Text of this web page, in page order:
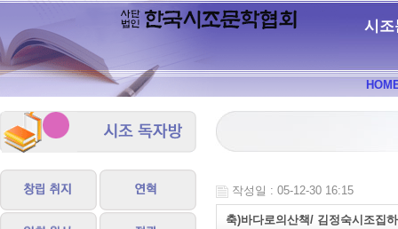
시조
작성일 : 05-12-30 16:15
축)바다로의산책/ 김정숙시조집